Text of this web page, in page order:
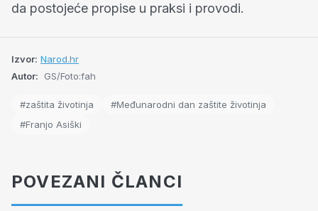
da postojeće propise u praksi i provodi.
Izvor: Narod.hr
Autor:
GS/Foto:fah
#zaštita životinja
#Međunarodni dan zaštite životinja
#Franjo Asiški
POVEZANI ČLANCI